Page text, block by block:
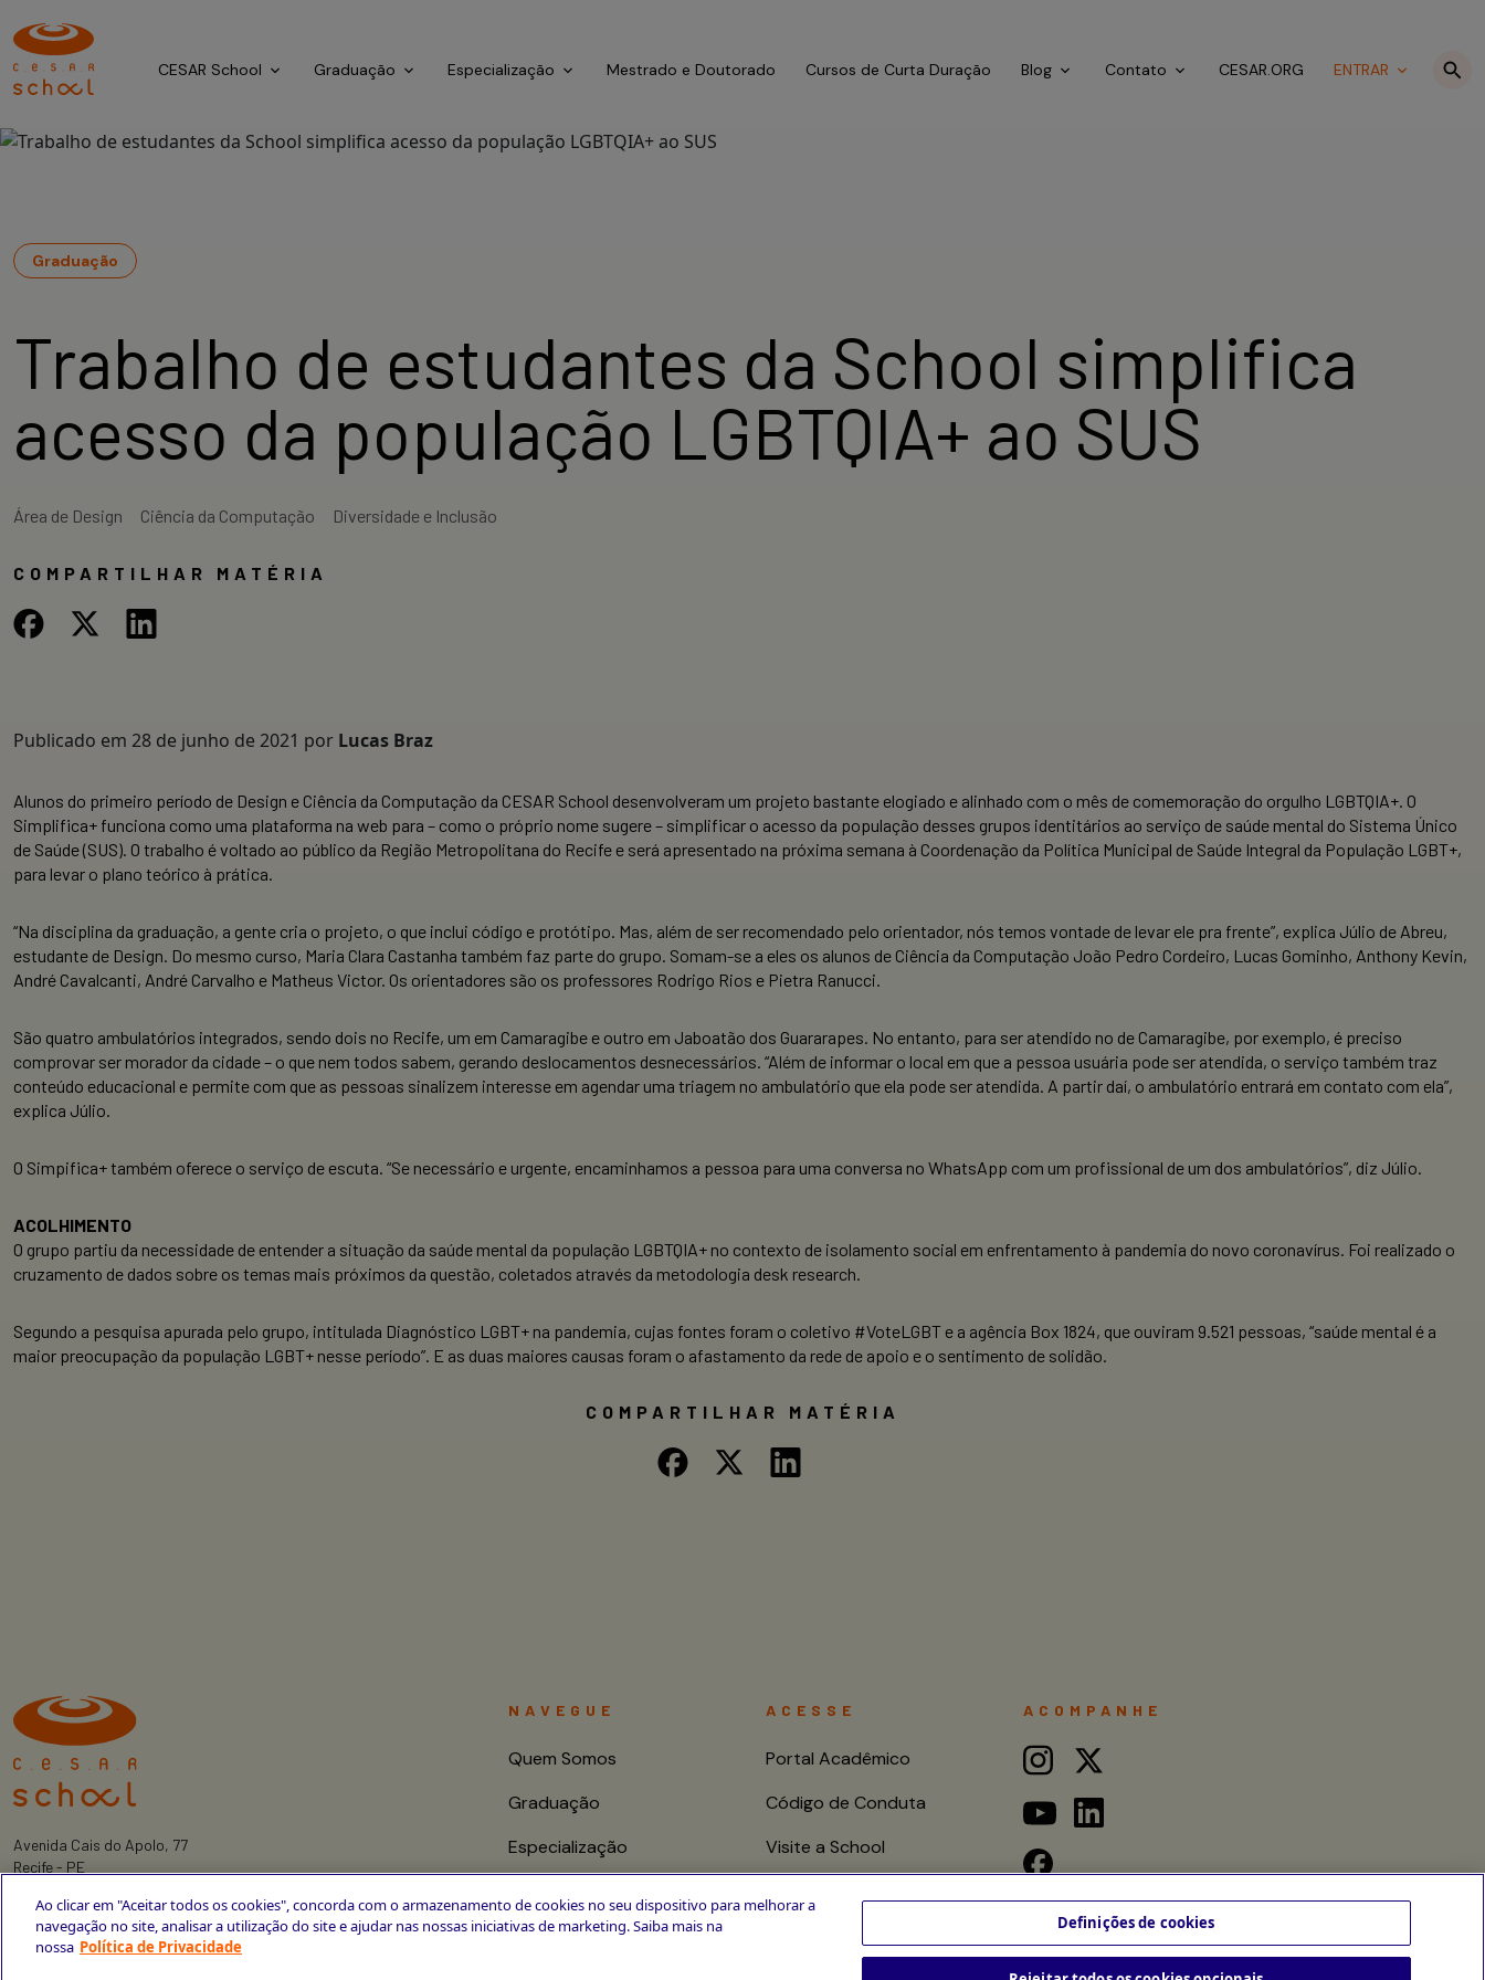
CESAR School Graduação Especialização Mestrado e Doutorado Cursos de Curta Duração Blog Contato CESAR.ORG ENTRAR
Graduação
Trabalho de estudantes da School simplifica
acesso da população LGBTQIA+ ao SUS
Área de Design Ciência da Computação Diversidade e Inclusão
COMPARTILHAR MATÉRIA
Publicado em 28 de junho de 2021 por Lucas Braz
Alunos do primeiro período de Design e Ciência da Computação da CESAR School desenvolveram um projeto bastante elogiado e alinhado com o mês de comemoração do orgulho LGBTQIA+. O
Simplifica+ funciona como uma plataforma na web para – como o próprio nome sugere – simplificar o acesso da população desses grupos identitários ao serviço de saúde mental do Sistema Único
de Saúde (SUS). O trabalho é voltado ao público da Região Metropolitana do Recife e será apresentado na próxima semana à Coordenação da Política Municipal de Saúde Integral da População LGBT+,
para levar o plano teórico à prática.
“Na disciplina da graduação, a gente cria o projeto, o que inclui código e protótipo. Mas, além de ser recomendado pelo orientador, nós temos vontade de levar ele pra frente”, explica Júlio de Abreu,
estudante de Design. Do mesmo curso, Maria Clara Castanha também faz parte do grupo. Somam-se a eles os alunos de Ciência da Computação João Pedro Cordeiro, Lucas Gominho, Anthony Kevin,
André Cavalcanti, André Carvalho e Matheus Victor. Os orientadores são os professores Rodrigo Rios e Pietra Ranucci.
São quatro ambulatórios integrados, sendo dois no Recife, um em Camaragibe e outro em Jaboatão dos Guararapes. No entanto, para ser atendido no de Camaragibe, por exemplo, é preciso
comprovar ser morador da cidade – o que nem todos sabem, gerando deslocamentos desnecessários. “Além de informar o local em que a pessoa usuária pode ser atendida, o serviço também traz
conteúdo educacional e permite com que as pessoas sinalizem interesse em agendar uma triagem no ambulatório que ela pode ser atendida. A partir daí, o ambulatório entrará em contato com ela”,
explica Júlio.
O Simpifica+ também oferece o serviço de escuta. “Se necessário e urgente, encaminhamos a pessoa para uma conversa no WhatsApp com um profissional de um dos ambulatórios”, diz Júlio.
ACOLHIMENTO
O grupo partiu da necessidade de entender a situação da saúde mental da população LGBTQIA+ no contexto de isolamento social em enfrentamento à pandemia do novo coronavírus. Foi realizado o
cruzamento de dados sobre os temas mais próximos da questão, coletados através da metodologia desk research.
Segundo a pesquisa apurada pelo grupo, intitulada Diagnóstico LGBT+ na pandemia, cujas fontes foram o coletivo #VoteLGBT e a agência Box 1824, que ouviram 9.521 pessoas, “saúde mental é a
maior preocupação da população LGBT+ nesse período”. E as duas maiores causas foram o afastamento da rede de apoio e o sentimento de solidão.
COMPARTILHAR MATÉRIA
Avenida Cais do Apolo, 77
Recife - PE
+55 81 3419-6700
NAVEGUE
Quem Somos
Graduação
Especialização
Cursos de Curta
ACESSE
Portal Acadêmico
Código de Conduta
Visite a School
ACOMPANHE
Ao clicar em "Aceitar todos os cookies", concorda com o armazenamento de cookies no seu dispositivo para melhorar a
navegação no site, analisar a utilização do site e ajudar nas nossas iniciativas de marketing. Saiba mais na
nossa Política de Privacidade
Definições de cookies